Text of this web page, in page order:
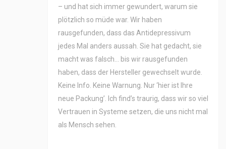
– und hat sich immer gewundert, warum sie
plötzlich so müde war. Wir haben
rausgefunden, dass das Antidepressivum
jedes Mal anders aussah. Sie hat gedacht, sie
macht was falsch… bis wir rausgefunden
haben, dass der Hersteller gewechselt wurde.
Keine Info. Keine Warnung. Nur ‘hier ist Ihre
neue Packung’. Ich find’s traurig, dass wir so viel
Vertrauen in Systeme setzen, die uns nicht mal
als Mensch sehen.